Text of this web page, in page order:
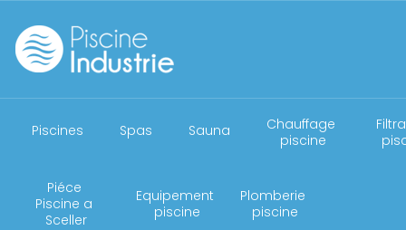
Piscines Spas Sauna
Chauffage
piscine
Piéce
Piscine a
Sceller
Equipement
piscine
Plomberie
piscine